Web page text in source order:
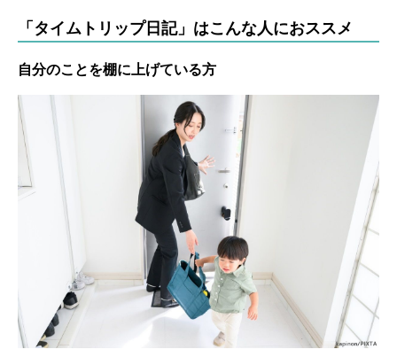
「タイムトリップ日記」はこんな人におススメ
自分のことを棚に上げている方